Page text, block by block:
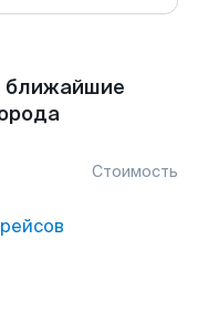
ближайшие
Стоимость